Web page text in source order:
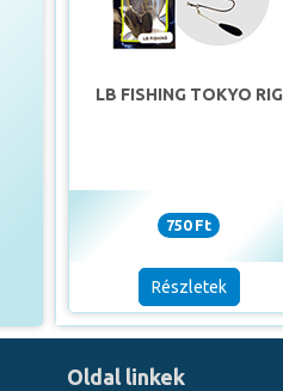
LB FISHING TOKYO RIG
750 Ft
Részletek
Oldal linkek